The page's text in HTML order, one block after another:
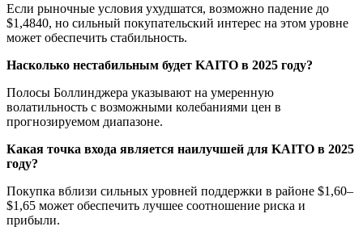
Если рыночные условия ухудшатся, возможно падение до
$1,4840, но сильный покупательский интерес на этом уровне
может обеспечить стабильность.
Насколько нестабильным будет KAITO в 2025 году?
Полосы Боллинджера указывают на умеренную
волатильность с возможными колебаниями цен в
прогнозируемом диапазоне.
Какая точка входа является наилучшей для KAITO в 2025
году?
Покупка вблизи сильных уровней поддержки в районе $1,60–
$1,65 может обеспечить лучшее соотношение риска и
прибыли.